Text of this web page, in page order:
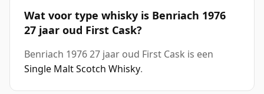
Wat voor type whisky is Benriach 1976
27 jaar oud First Cask?
Benriach 1976 27 jaar oud First Cask is een
Single Malt Scotch Whisky.